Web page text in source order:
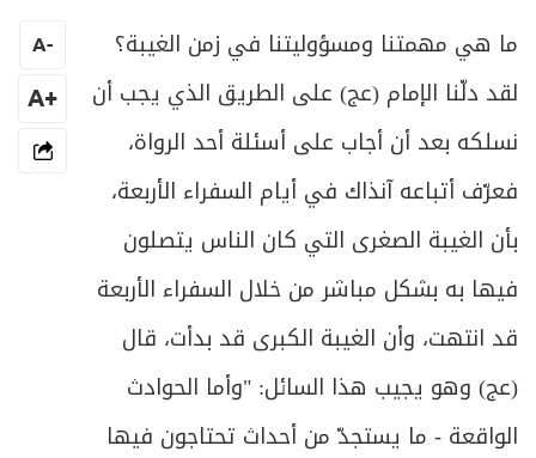
ما هي مهمتنا ومسؤوليتنا في زمن الغيبة؟
لقد دلّنا الإمام (عج) على الطريق الذي يجب أن
نسلكه بعد أن أجاب على أسئلة أحد الرواة،
فعرّف أتباعه آنذاك في أيام السفراء الأربعة،
بأن الغيبة الصغرى التي كان الناس يتصلون
فيها به بشكل مباشر من خلال السفراء الأربعة
قد انتهت، وأن الغيبة الكبرى قد بدأت، قال
(عج) وهو يجيب هذا السائل: "وأما الحوادث
الواقعة - ما يستجدّ من أحداث تحتاجون فيها
-
A
+A